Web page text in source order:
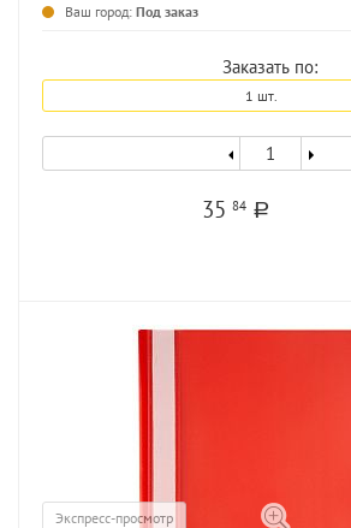
Ваш город: Под заказ
Заказать по:
1 шт.
3584 a
Экспресс-просмотр